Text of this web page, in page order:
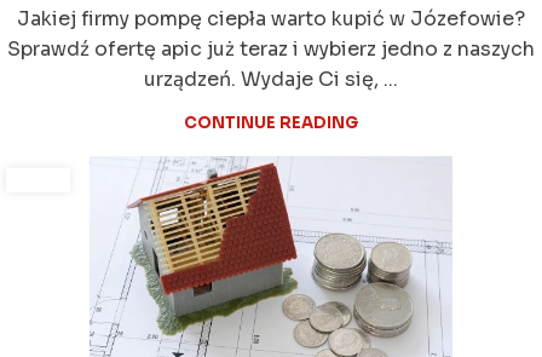
Jakiej firmy pompę ciepła warto kupić w Józefowie?
Sprawdź ofertę apic już teraz i wybierz jedno z naszych
urządzeń. Wydaje Ci się, ...
CONTINUE READING